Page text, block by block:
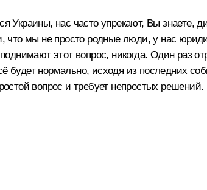
Украины, нас часто упрекают, Вы знаете,
что мы не просто родные люди, у нас
этот вопрос, никогда. Один раз
будет нормально, исходя из последних
вопрос и требует непростых решений.